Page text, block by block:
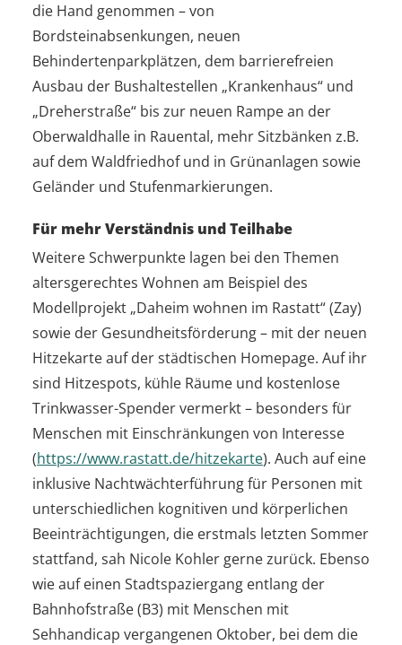
die Hand genommen – von
Bordsteinabsenkungen, neuen
Behindertenparkplätzen, dem barrierefreien
Ausbau der Bushaltestellen „Krankenhaus“ und
„Dreherstraße“ bis zur neuen Rampe an der
Oberwaldhalle in Rauental, mehr Sitzbänken z.B.
auf dem Waldfriedhof und in Grünanlagen sowie
Geländer und Stufenmarkierungen.
Für mehr Verständnis und Teilhabe
Weitere Schwerpunkte lagen bei den Themen
altersgerechtes Wohnen am Beispiel des
Modellprojekt „Daheim wohnen im Rastatt“ (Zay)
sowie der Gesundheitsförderung – mit der neuen
Hitzekarte auf der städtischen Homepage. Auf ihr
sind Hitzespots, kühle Räume und kostenlose
Trinkwasser-Spender vermerkt – besonders für
Menschen mit Einschränkungen von Interesse
(https://www.rastatt.de/hitzekarte). Auch auf eine
inklusive Nachtwächterführung für Personen mit
unterschiedlichen kognitiven und körperlichen
Beeinträchtigungen, die erstmals letzten Sommer
stattfand, sah Nicole Kohler gerne zurück. Ebenso
wie auf einen Stadtspaziergang entlang der
Bahnhofstraße (B3) mit Menschen mit
Sehhandicap vergangenen Oktober, bei dem die